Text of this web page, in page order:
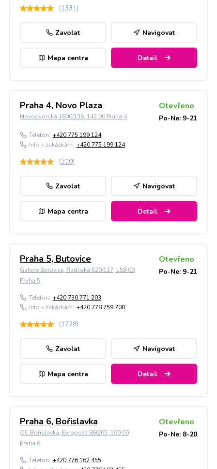
(1331)
Zavolat Navigovat
Mapa centra Detail
Praha 4, Novo Plaza
Novodvorská 1800/136, 142 00 Praha 4
Otevřeno
Po-Ne: 9-21
Telefon: +420 775 199 124
Info k zakázkám: +420 775 199 124
(310)
Zavolat Navigovat
Mapa centra Detail
Praha 5, Butovice
Galerie Butovice, Radlická 520/117, 158 00
Praha 5
Otevřeno
Po-Ne: 9-21
Telefon: +420 730 771 203
Info k zakázkám: +420 778 759 708
(1228)
Zavolat Navigovat
Mapa centra Detail
Praha 6, Bořislavka
OC Bořislavka, Evropská 866/65, 160 00
Praha 6
Otevřeno
Po-Ne: 8-20
Telefon: +420 776 162 455